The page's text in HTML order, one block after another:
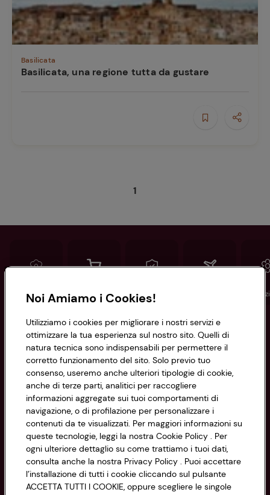
Basilicata
Basilicata, una regione tutta da gustare
1
Conad Spesa online Assicurazioni
Informazioni
Privacy Policy
Cookie Policy
Impostazioni Cookie
Accessibilità
CONAD SOCIETÀ COOPERATIVA
Via Michelino, 59 | 40127 BOLOGNA
Codice Fiscale e Registro Imprese
di Bologna 00865960157
PARTITA IVA 03320960374
Noi Amiamo i Cookies!
Utilizziamo i cookies per migliorare i nostri servizi e
ottimizzare la tua esperienza sul nostro sito. Quelli di
natura tecnica sono indispensabili per permettere il
corretto funzionamento del sito. Solo previo tuo
consenso, useremo anche ulteriori tipologie di cookie,
anche di terze parti, analitici per raccogliere
informazioni aggregate sui tuoi comportamenti di
navigazione, o di profilazione per personalizzare i
contenuti da te visualizzati. Per maggiori informazioni su
queste tecnologie, leggi la nostra Cookie Policy . Per
ogni ulteriore dettaglio su come trattiamo i tuoi dati,
consulta anche la nostra Privacy Policy . Puoi accettare
l’installazione di tutti i cookie cliccando sul pulsante
ACCETTA TUTTI I COOKIE, oppure scegliere le singole